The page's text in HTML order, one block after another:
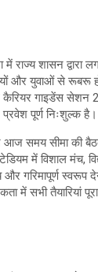
शासन द्वारा
और युवाओं से रूबरू
कैरियर गाइडेंस
पूर्ण निःशुल्क है।
आज समय सीमा की
में विशाल मंच,
और गरिमापूर्ण
में सभी तैयारियां